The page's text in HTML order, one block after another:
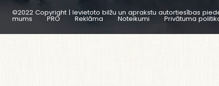
©2022 Copyright | Ievietoto bilžu un aprakstu autortiesības
mums PRO Reklāma Noteikumi Privātuma